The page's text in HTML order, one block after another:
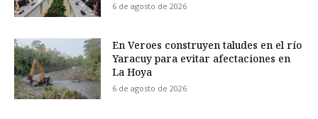
6 de agosto de 2026
En Veroes construyen taludes en el río
Yaracuy para evitar afectaciones en
La Hoya
6 de agosto de 2026